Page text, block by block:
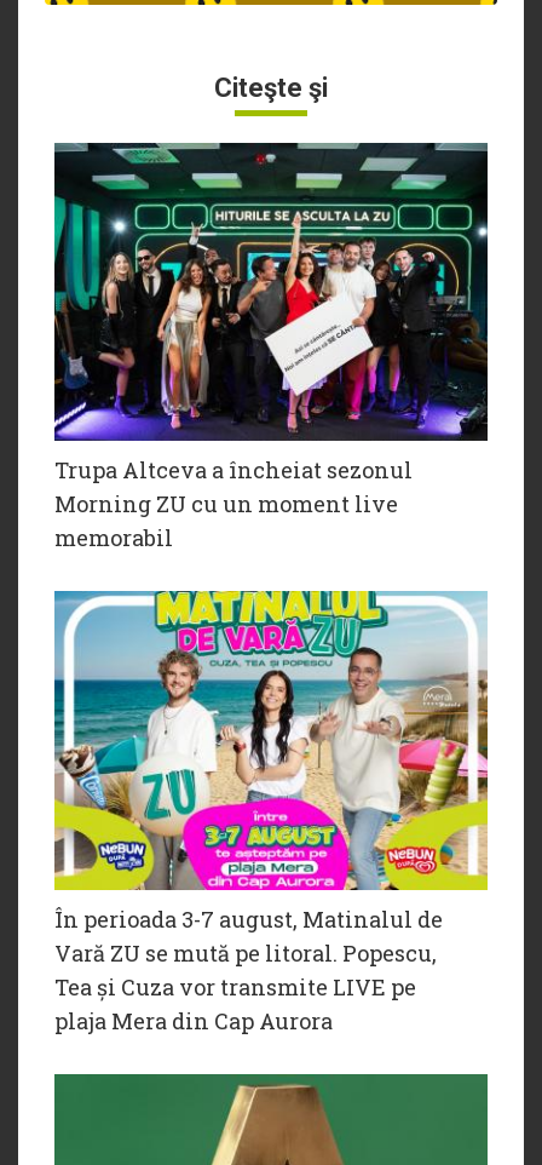
Citeşte şi
Trupa Altceva a încheiat sezonul
Morning ZU cu un moment live
memorabil
În perioada 3-7 august, Matinalul de
Vară ZU se mută pe litoral. Popescu,
Tea și Cuza vor transmite LIVE pe
plaja Mera din Cap Aurora